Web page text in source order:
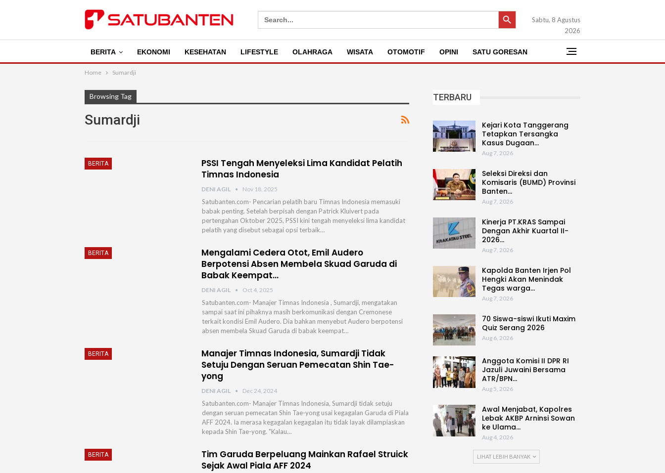
Search
for:
SEARCH BUTTON
Sabtu, 8 Agustus
2026
BERITA EKONOMI KESEHATAN LIFESTYLE OLAHRAGA WISATA OTOMOTIF OPINI SATU GORESAN
Home Sumardji
Browsing Tag
Sumardji
BERITA
PSSI Tengah Menyeleksi Lima Kandidat Pelatih
Timnas Indonesia
DENI AGIL Nov 18, 2025
Satubanten.com- Pencarian pelatih baru Timnas Indonesia memasuki
babak penting. Setelah berpisah dengan Patrick Kluivert pada
pertengahan Oktober 2025, PSSI kini tengah menyeleksi lima kandidat
pelatih yang disebut sebagai opsi terbaik…
BERITA
Mengalami Cedera Otot, Emil Audero
Berpotensi Absen Membela Skuad Garuda di
Babak Keempat…
DENI AGIL Oct 4, 2025
Satubanten.com- Manajer Timnas Indonesia , Sumardji, mengatakan
sampai saat ini pihaknya masih berkomunikasi dengan Cremonese
terkait kondisi Emil Audero. Dia bahkan menyebut Audero berpotensi
absen membela Skuad Garuda di babak keempat…
BERITA
Manajer Timnas Indonesia, Sumardji Tidak
Setuju Dengan Seruan Pemecatan Shin Tae-
yong
DENI AGIL Dec 24, 2024
Satubanten.com- Manajer Timnas Indonesia, Sumardji tidak setuju
dengan seruan pemecatan Shin Tae-yong usai kegagalan Garuda di Piala
AFF 2024. Ia merasa kegagalan kegagalan itu tidak layak dilampiaskan
kepada Shin Tae-yong. "Kalau…
BERITA
Tim Garuda Berpeluang Mainkan Rafael Struick
Sejak Awal Piala AFF 2024
TERBARU
Kejari Kota Tanggerang
Tetapkan Tersangka
Kasus Dugaan…
Aug 7, 2026
Seleksi Direksi dan
Komisaris (BUMD) Provinsi
Banten…
Aug 7, 2026
Kinerja PT.KRAS Sampai
Dengan Akhir Kuartal II-
2026…
Aug 7, 2026
Kapolda Banten Irjen Pol
Hengki Akan Menindak
Tegas warga…
Aug 7, 2026
70 Siswa-siswi Ikuti Maxim
Quiz Serang 2026
Aug 6, 2026
Anggota Komisi II DPR RI
Jazuli Juwaini Bersama
ATR/BPN…
Aug 5, 2026
Awal Menjabat, Kapolres
Lebak AKBP Arninsi Sowan
ke Ulama…
Aug 4, 2026
LIHAT LEBIH BANYAK